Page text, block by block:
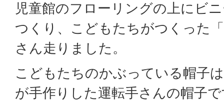
児童館のフローリングの上にビ
つくり、こどもたちがつくった
さん走りました。
こどもたちのかぶっている帽子
が手作りした運転手さんの帽子